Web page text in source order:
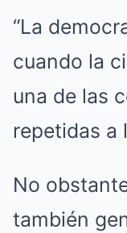
“La
cuando la
una de las
repetidas a
No
también